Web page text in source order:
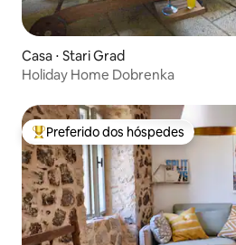
Casa ⋅ Stari Grad
Holiday Home Dobrenka
Entre os melhores preferidos dos
Preferido dos hóspedes